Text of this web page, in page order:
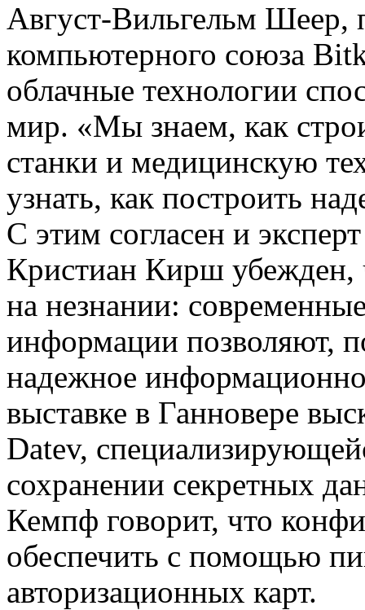
Август-Вильгельм Шеер,
компьютерного союза
облачные технологии
мир. «Мы знаем, как
станки и медицинскую
узнать, как построить
С этим согласен и
Кристиан Кирш убежден,
на незнании:
информации позволяют,
надежное
выставке в Ганновере
Datev,
сохранении секретных
Кемпф говорит, что
обеспечить с помощью
авторизационных карт.